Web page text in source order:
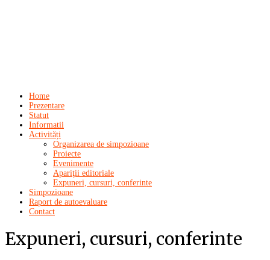
Home
Prezentare
Statut
Informatii
Activități
Organizarea de simpozioane
Proiecte
Evenimente
Apariţii editoriale
Expuneri, cursuri, conferinte
Simpozioane
Raport de autoevaluare
Contact
Expuneri, cursuri, conferinte